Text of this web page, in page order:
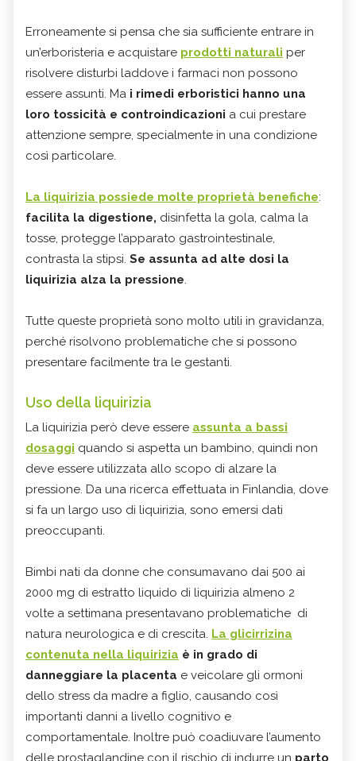
Erroneamente si pensa che sia sufficiente entrare in
un’erboristeria e acquistare prodotti naturali per
risolvere disturbi laddove i farmaci non possono
essere assunti. Ma i rimedi erboristici hanno una
loro tossicità e controindicazioni a cui prestare
attenzione sempre, specialmente in una condizione
così particolare.
La liquirizia possiede molte proprietà benefiche:
facilita la digestione, disinfetta la gola, calma la
tosse, protegge l’apparato gastrointestinale,
contrasta la stipsi. Se assunta ad alte dosi la
liquirizia alza la pressione.
Tutte queste proprietà sono molto utili in gravidanza,
perché risolvono problematiche che si possono
presentare facilmente tra le gestanti.
Uso della liquirizia
La liquirizia però deve essere assunta a bassi
dosaggi quando si aspetta un bambino, quindi non
deve essere utilizzata allo scopo di alzare la
pressione. Da una ricerca effettuata in Finlandia, dove
si fa un largo uso di liquirizia, sono emersi dati
preoccupanti.
Bimbi nati da donne che consumavano dai 500 ai
2000 mg di estratto liquido di liquirizia almeno 2
volte a settimana presentavano problematiche di
natura neurologica e di crescita. La glicirrizina
contenuta nella liquirizia è in grado di
danneggiare la placenta e veicolare gli ormoni
dello stress da madre a figlio, causando così
importanti danni a livello cognitivo e
comportamentale. Inoltre può coadiuvare l’aumento
delle prostaglandine con il rischio di indurre un parto